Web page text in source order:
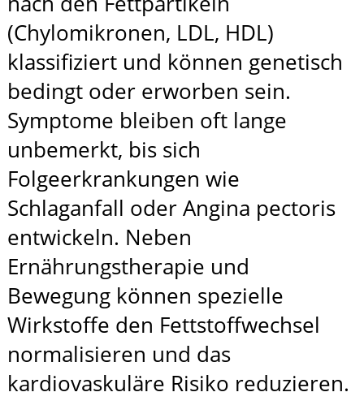
(Chylomikronen, LDL, HDL)
klassifiziert und können genetisch
bedingt oder erworben sein.
Symptome bleiben oft lange
unbemerkt, bis sich
Folgeerkrankungen wie
Schlaganfall oder Angina pectoris
entwickeln. Neben
Ernährungstherapie und
Bewegung können spezielle
Wirkstoffe den Fettstoffwechsel
normalisieren und das
kardiovaskuläre Risiko reduzieren.